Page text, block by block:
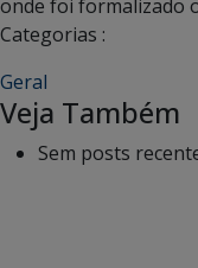
onde foi formalizado
Categorias :
Geral
Veja Também
Sem posts